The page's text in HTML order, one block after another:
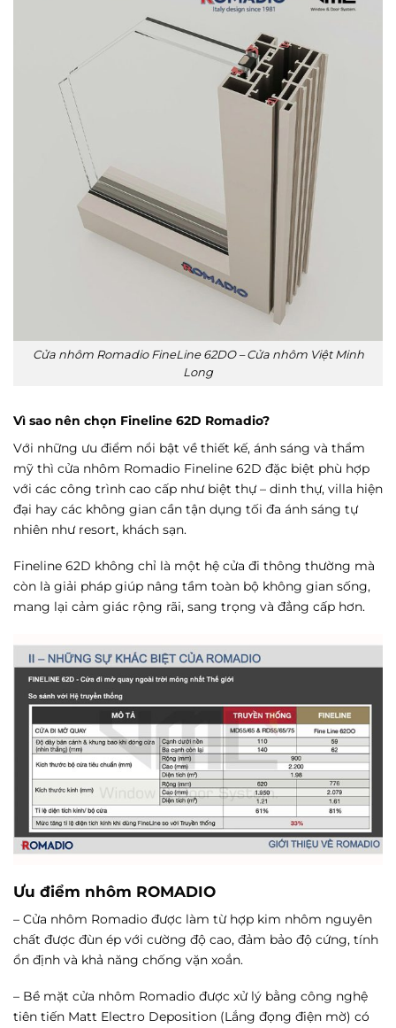
Cửa nhôm Romadio FineLine 62DO – Cửa nhôm Việt Minh
Long
Vì sao nên chọn Fineline 62D Romadio?
Với những ưu điểm nổi bật về thiết kế, ánh sáng và thẩm
mỹ thì cửa nhôm Romadio Fineline 62D đặc biệt phù hợp
với các công trình cao cấp như biệt thự – dinh thự, villa hiện
đại hay các không gian cần tận dụng tối đa ánh sáng tự
nhiên như resort, khách sạn.
Fineline 62D không chỉ là một hệ cửa đi thông thường mà
còn là giải pháp giúp nâng tầm toàn bộ không gian sống,
mang lại cảm giác rộng rãi, sang trọng và đẳng cấp hơn.
Ưu điểm nhôm ROMADIO
– Cửa nhôm Romadio được làm từ hợp kim nhôm nguyên
chất được đùn ép với cường độ cao, đảm bảo độ cứng, tính
ổn định và khả năng chống vặn xoắn.
– Bề mặt cửa nhôm Romadio được xử lý bằng công nghệ
tiên tiến Matt Electro Deposition (Lắng đọng điện mờ) có